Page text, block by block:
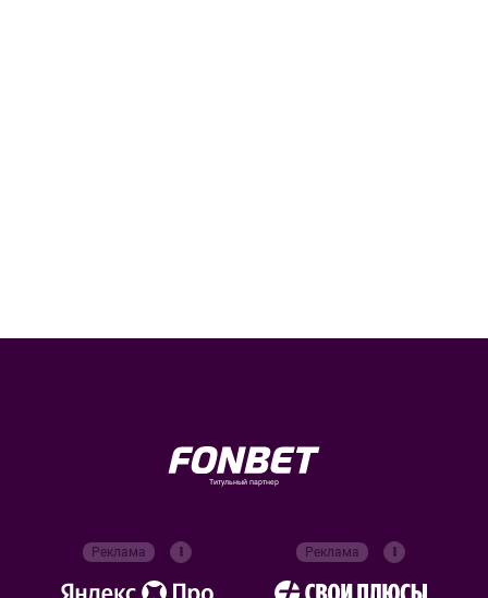
Титульный партнер
Реклама Реклама